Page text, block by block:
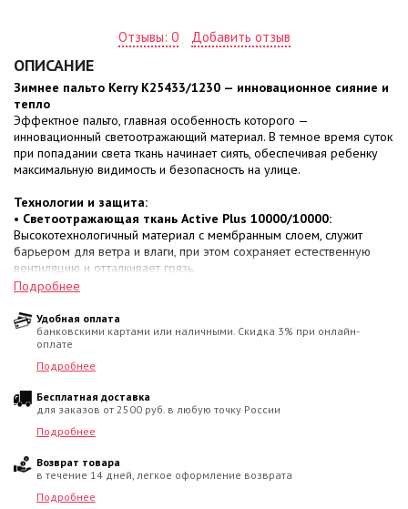
Отзывы: 0 Добавить отзыв
ОПИСАНИЕ
Зимнее пальто Kerry K25433/1230 — инновационное сияние и
тепло
Эффектное пальто, главная особенность которого —
инновационный светоотражающий материал. В темное время суток
при попадании света ткань начинает сиять, обеспечивая ребенку
максимальную видимость и безопасность на улице.
Технологии и защита:
• Светоотражающая ткань Active Plus 10000/10000:
Высокотехнологичный материал с мембранным слоем, служит
барьером для ветра и влаги, при этом сохраняет естественную
вентиляцию и отталкивает грязь.
•Утеплитель KERRYFILL (330 г/м²):
спиралей. Он стабильно поддерживает температуру тела,
обеспечивая исключительное тепло при минимальном весе
изделия.
Температурный диапазон:
Особенности кроя и комфорт:
• Утепленный капюшон
• Внутренняя часть воротника и капюшона выполнена из
флиса, который приятен к коже и сохраняет тепло.
• Низ рукавов с
Подробнее
Удобная оплата
банковскими картами или наличными. Скидка 3% при онлайн-
оплате
Подробнее
Бесплатная доставка
для заказов от 2500 руб. в любую точку России
Подробнее
Возврат товара
в течение 14 дней, легкое оформление возврата
Подробнее